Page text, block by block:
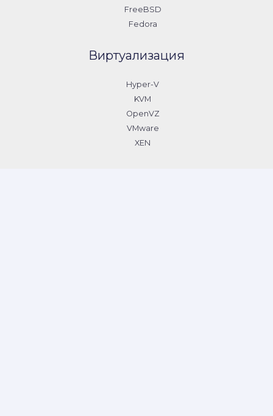
FreeBSD
Fedora
Виртуализация
Hyper-V
KVM
OpenVZ
VMware
XEN